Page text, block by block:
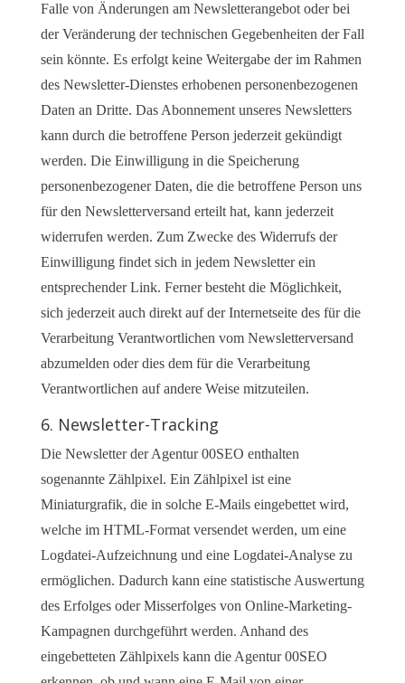
Falle von Änderungen am Newsletterangebot oder bei
der Veränderung der technischen Gegebenheiten der Fall
sein könnte. Es erfolgt keine Weitergabe der im Rahmen
des Newsletter-Dienstes erhobenen personenbezogenen
Daten an Dritte. Das Abonnement unseres Newsletters
kann durch die betroffene Person jederzeit gekündigt
werden. Die Einwilligung in die Speicherung
personenbezogener Daten, die die betroffene Person uns
für den Newsletterversand erteilt hat, kann jederzeit
widerrufen werden. Zum Zwecke des Widerrufs der
Einwilligung findet sich in jedem Newsletter ein
entsprechender Link. Ferner besteht die Möglichkeit,
sich jederzeit auch direkt auf der Internetseite des für die
Verarbeitung Verantwortlichen vom Newsletterversand
abzumelden oder dies dem für die Verarbeitung
Verantwortlichen auf andere Weise mitzuteilen.
6. Newsletter-Tracking
Die Newsletter der Agentur 00SEO enthalten
sogenannte Zählpixel. Ein Zählpixel ist eine
Miniaturgrafik, die in solche E-Mails eingebettet wird,
welche im HTML-Format versendet werden, um eine
Logdatei-Aufzeichnung und eine Logdatei-Analyse zu
ermöglichen. Dadurch kann eine statistische Auswertung
des Erfolges oder Misserfolges von Online-Marketing-
Kampagnen durchgeführt werden. Anhand des
eingebetteten Zählpixels kann die Agentur 00SEO